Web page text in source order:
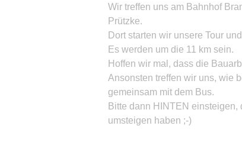
Wir treffen uns am Bahnhof
Prützke.
Dort starten wir unsere Tour
Es werden um die 11 km sein.
Hoffen wir mal, dass die
Ansonsten treffen wir uns, wie
gemeinsam mit dem Bus.
Bitte dann HINTEN
umsteigen haben ;-)